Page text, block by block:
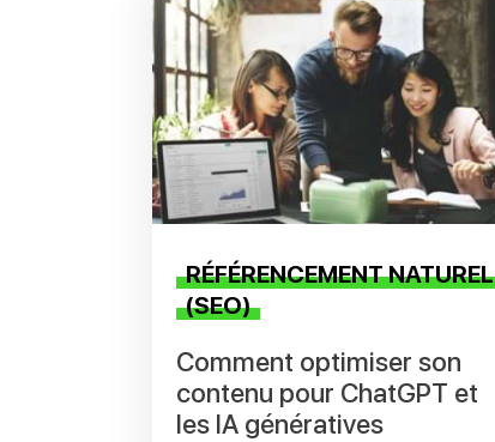
RÉFÉRENCEMENT NATUREL
(SEO)
Comment optimiser son
contenu pour ChatGPT et
les IA génératives